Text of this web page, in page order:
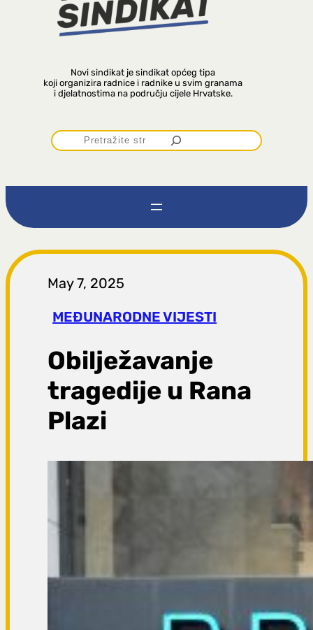
Novi sindikat je sindikat općeg tipa
koji organizira radnice i radnike u svim granama
i djelatnostima na području cijele Hrvatske.
P
r
t
r
a
g
a
May 7, 2025
MEĐUNARODNE VIJESTI
Obilježavanje
tragedije u Rana
Plazi